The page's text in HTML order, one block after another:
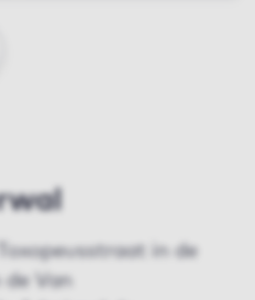
in de
Van